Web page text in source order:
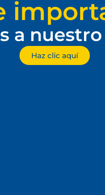
a
Haz clic aquí